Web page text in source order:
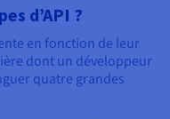
d’API ?
en fonction de leur
dont un développeur
quatre grandes